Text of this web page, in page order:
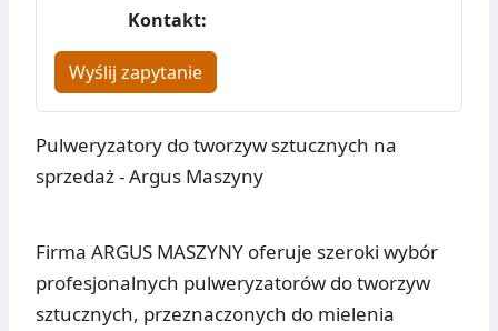
Kontakt:
Wyślij zapytanie
Pulweryzatory do tworzyw sztucznych na
sprzedaż - Argus Maszyny
Firma ARGUS MASZYNY oferuje szeroki wybór
profesjonalnych pulweryzatorów do tworzyw
sztucznych, przeznaczonych do mielenia